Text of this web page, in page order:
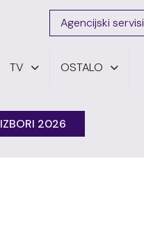
Agencijski servisi
TV OSTALO
IZBORI 2026